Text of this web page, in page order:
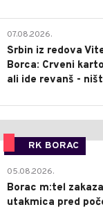
07.08.2026.
Srbin iz redova
Borca: Crveni
ali ide revanš -
RK BORAC
05.08.2026.
Borac m:tel
utakmica pred